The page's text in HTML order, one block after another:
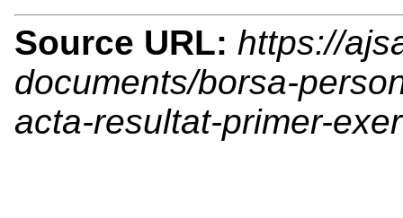
Source URL: https://
documents/borsa-
acta-resultat-primer-